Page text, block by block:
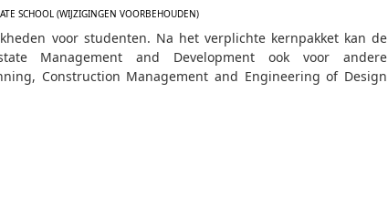
SCHOOL (WIJZIGINGEN VOORBEHOUDEN)
voor studenten. Na het verplichte kernpakket kan de
Management and Development ook voor andere
Construction Management and Engineering of Design